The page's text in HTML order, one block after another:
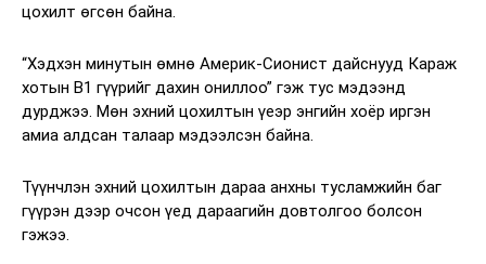
цохилт өгсөн байна.
“Хэдхэн минутын өмнө Америк-Сионист дайснууд Караж
хотын B1 гүүрийг дахин ониллоо” гэж тус мэдээнд
дурджээ. Мөн эхний цохилтын үеэр энгийн хоёр иргэн
амиа алдсан талаар мэдээлсэн байна.
Түүнчлэн эхний цохилтын дараа анхны тусламжийн баг
гүүрэн дээр очсон үед дараагийн довтолгоо болсон
гэжээ.